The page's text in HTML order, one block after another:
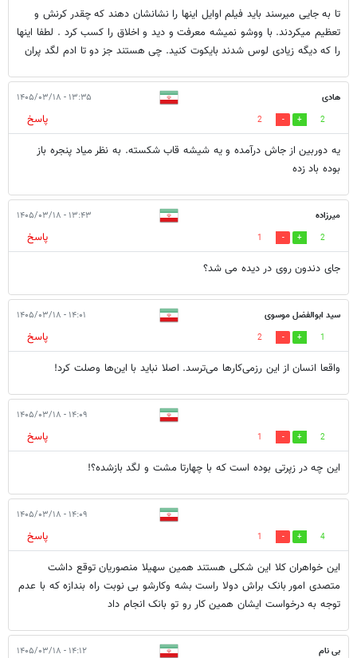
تا به جایی میرسند باید فیلم اوایل اینها را نشانشان دهند که چقدر کرنش و
تعظیم میکردند. با ووشو نمیشه معرفت و دید و اخلاق را کسب کرد . لطفا اینها
را که دیگه زیادی لوس شدند بایکوت کنید. چی هستند جز دو تا ادم لگد پران
هادی ۱۳:۳۵ - ۱۴۰۵/۰۳/۱۸
2
2
پاسخ
یه دوربین از جاش درآمده و یه شیشه قاب شکسته. به نظر میاد پنجره باز
بوده باد زده
میرزاده ۱۳:۴۳ - ۱۴۰۵/۰۳/۱۸
2
1
پاسخ
جای دندون روی در دیده می شد؟
سید ابوالفضل موسوی ۱۴:۰۱ - ۱۴۰۵/۰۳/۱۸
1
2
پاسخ
واقعا انسان از این رزمی‌کارها می‌ترسد. اصلا نباید با این‌ها وصلت کرد!
۱۴:۰۹ - ۱۴۰۵/۰۳/۱۸
2
1
پاسخ
این چه در زپرتی بوده است که با چهارتا مشت و لگد بازشده؟!
۱۴:۰۹ - ۱۴۰۵/۰۳/۱۸
4
1
پاسخ
این خواهران کلا این شکلی هستند همین سهیلا منصوریان توقع داشت
متصدی امور بانک براش دولا راست بشه وکارشو بی نوبت راه بندازه که با عدم
توجه به درخواست ایشان همین کار رو تو بانک انجام داد
بی نام ۱۴:۱۲ - ۱۴۰۵/۰۳/۱۸